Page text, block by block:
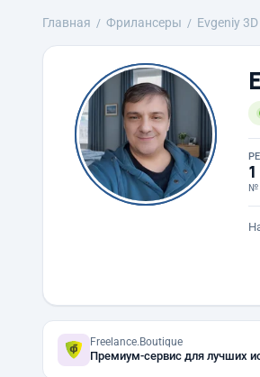
Главная Фрилансеры Evgeniy 3D
№
Freelance.Boutique
Премиум-сервис для лучших